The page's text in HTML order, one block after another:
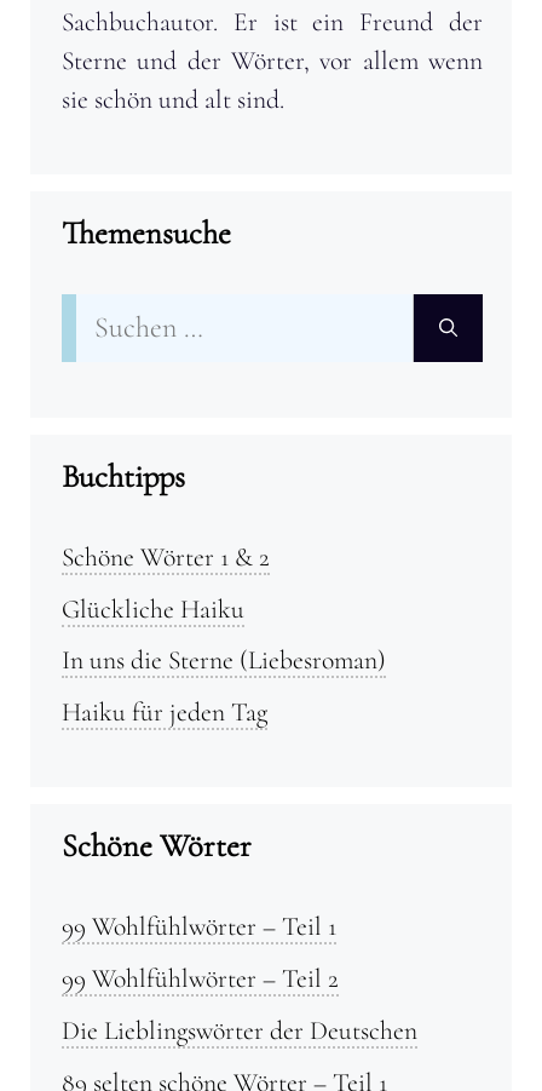
Sachbuchautor. Er ist ein Freund der
Sterne und der Wörter, vor allem wenn
sie schön und alt sind.
Themensuche
Suchen
nach:
Buchtipps
Schöne Wörter 1 & 2
Glückliche Haiku
In uns die Sterne (Liebesroman)
Haiku für jeden Tag
Schöne Wörter
99 Wohlfühlwörter – Teil 1
99 Wohlfühlwörter – Teil 2
Die Lieblingswörter der Deutschen
89 selten schöne Wörter – Teil 1